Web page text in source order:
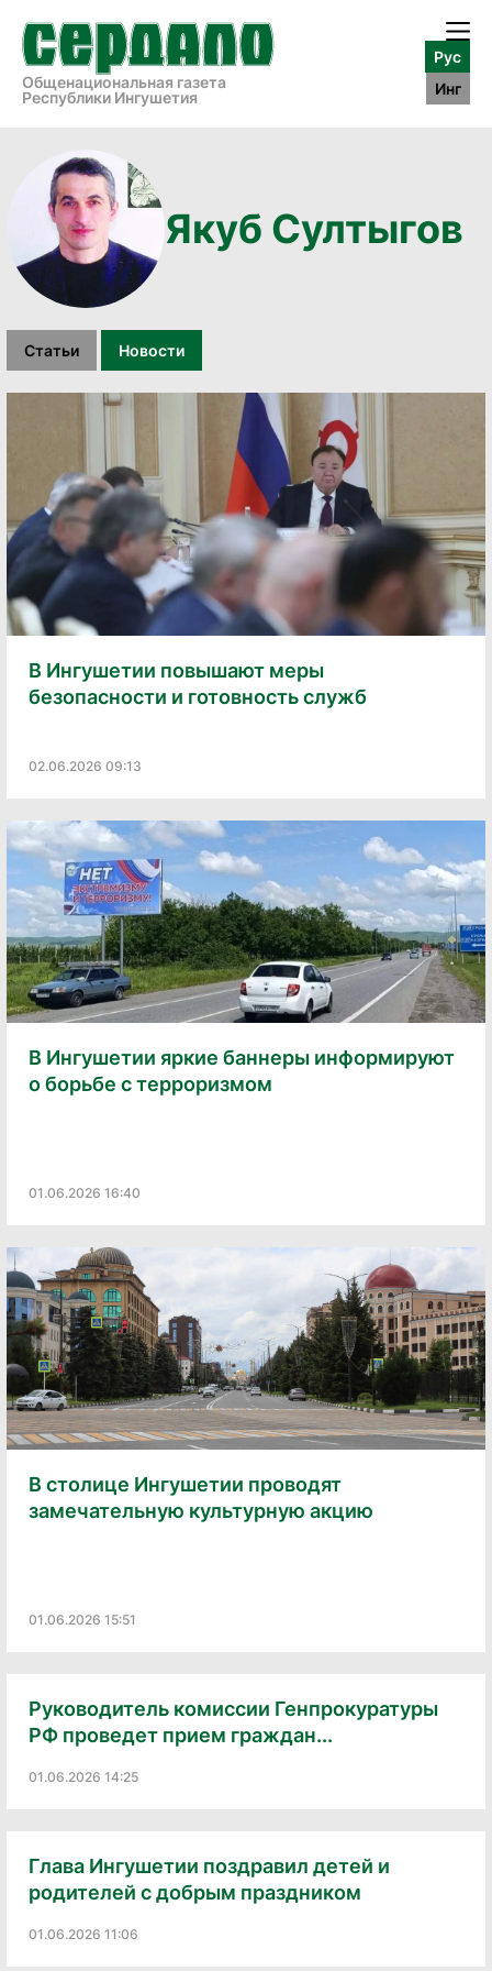
Общенациональная газета
Республики Ингушетия
Рус
Инг
Якуб Султыгов
Статьи Новости
В Ингушетии повышают меры
безопасности и готовность служб
02.06.2026 09:13
В Ингушетии яркие баннеры информируют
о борьбе с терроризмом
01.06.2026 16:40
В столице Ингушетии проводят
замечательную культурную акцию
01.06.2026 15:51
Руководитель комиссии Генпрокуратуры
РФ проведет прием граждан...
01.06.2026 14:25
Глава Ингушетии поздравил детей и
родителей с добрым праздником
01.06.2026 11:06